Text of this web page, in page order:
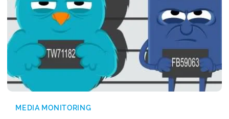
MEDIA MONITORING